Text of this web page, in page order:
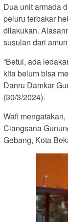
Dua unit armada
peluru terbakar
dilakukan.
susulan dari
“Betul, ada
kita belum bisa
Danru Damkar
(30/3/2024).
Wafi
Ciangsana
Gebang, Kota